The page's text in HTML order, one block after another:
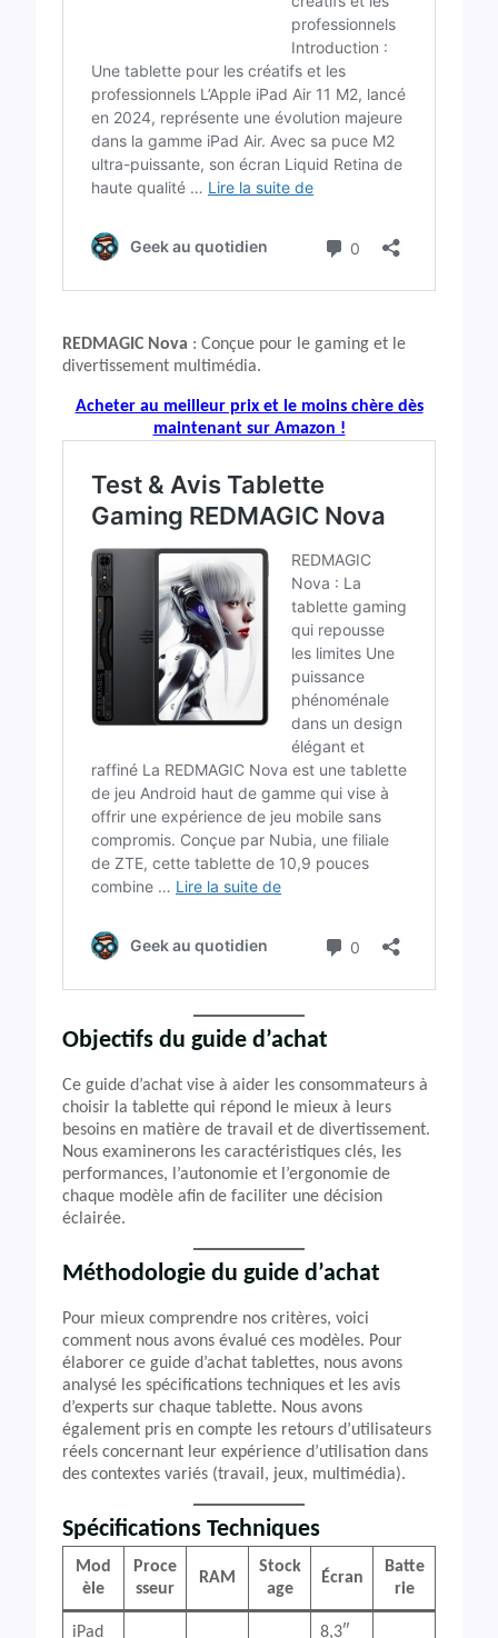
REDMAGIC Nova : Conçue pour le gaming et le
divertissement multimédia.
Acheter au meilleur prix et le moins chère dès
maintenant sur Amazon !
Objectifs du guide d’achat
Ce guide d’achat vise à aider les consommateurs à
choisir la tablette qui répond le mieux à leurs
besoins en matière de travail et de divertissement.
Nous examinerons les caractéristiques clés, les
performances, l’autonomie et l’ergonomie de
chaque modèle afin de faciliter une décision
éclairée.
Méthodologie du guide d’achat
Pour mieux comprendre nos critères, voici
comment nous avons évalué ces modèles. Pour
élaborer ce guide d’achat tablettes, nous avons
analysé les spécifications techniques et les avis
d’experts sur chaque tablette. Nous avons
également pris en compte les retours d’utilisateurs
réels concernant leur expérience d’utilisation dans
des contextes variés (travail, jeux, multimédia).
Spécifications Techniques
Mod
èle
Proce
sseur
RAM
Stock
age
Écran
Batte
rie
iPad
8,3″